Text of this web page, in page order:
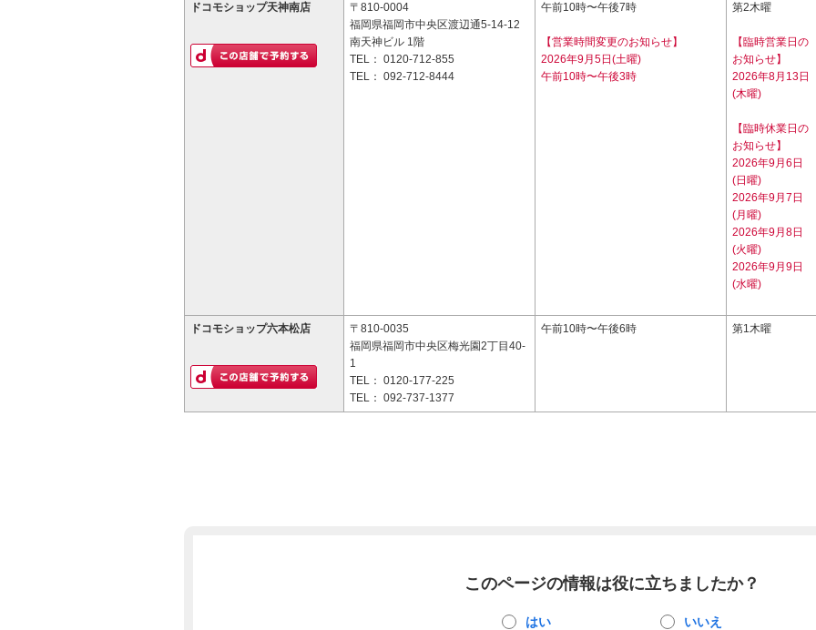
ドコモショップ天神南店
〒810-0004
福岡県福岡市中央区渡辺通5-14-12
南天神ビル 1階
TEL： 0120-712-855
TEL： 092-712-8444
午前10時〜午後7時
【営業時間変更のお知らせ】
2026年9月5日(土曜)
午前10時〜午後3時
第2木曜
【臨時営業日の
お知らせ】
2026年8月13日
(木曜)
【臨時休業日の
お知らせ】
2026年9月6日
(日曜)
2026年9月7日
(月曜)
2026年9月8日
(火曜)
2026年9月9日
(水曜)
ドコモショップ六本松店
〒810-0035
福岡県福岡市中央区梅光園2丁目40-
1
TEL： 0120-177-225
TEL： 092-737-1377
午前10時〜午後6時 第1木曜
このページの情報は役に立ちましたか？
はい いいえ